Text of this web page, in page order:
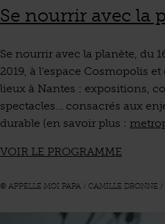
Se nourrir avec la
Se nourrir avec la planète, du
2019, à l’espace Cosmopolis
lieux à Nantes : expositions,
spectacles… consacrés aux
durable (en savoir plus :
VOIR LE PROGRAMME
© APPELLE MOI PAPA / CAMILLE DRONNE /